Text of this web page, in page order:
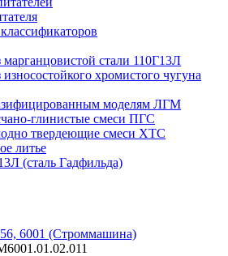
стали 110Г13Л
хромистого чугуна
моделям ЛГМ
глинистые смеси ПГС
твердеющие смеси ХТС
литье
(сталь Гадфильда)
6001 (Строммашина)